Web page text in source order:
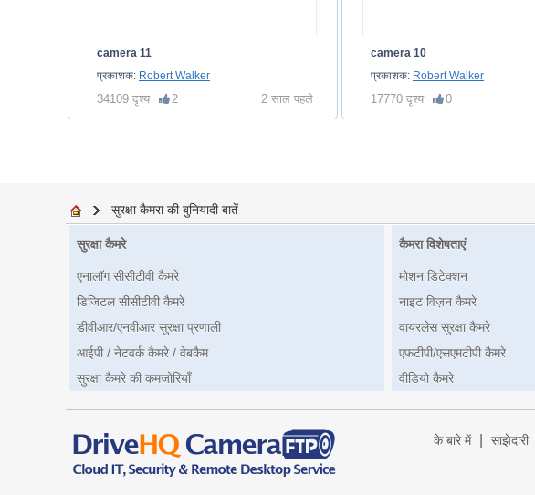
camera 11
प्रकाशक: Robert Walker
34109 दृश्य 2 2 साल पहले
camera 10
प्रकाशक: Robert Walker
17770 दृश्य 0
सुरक्षा कैमरा की बुनियादी बातें
सुरक्षा कैमरे
एनालॉग सीसीटीवी कैमरे
डिजिटल सीसीटीवी कैमरे
डीवीआर/एनवीआर सुरक्षा प्रणाली
आईपी / नेटवर्क कैमरे / वेबकैम
सुरक्षा कैमरे की कमजोरियाँ
कैमरा विशेषताएं
मोशन डिटेक्शन
नाइट विज़न कैमरे
वायरलेस सुरक्षा कैमरे
एफटीपी/एसएमटीपी कैमरे
वीडियो कैमरे
के बारे में साझेदारी